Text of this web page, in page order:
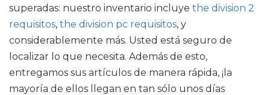
superadas: nuestro inventario incluye the division 2
requisitos, the division pc requisitos, y
considerablemente más. Usted está seguro de
localizar lo que necesita. Además de esto,
entregamos sus artículos de manera rápida, ¡la
mayoría de ellos llegan en tan sólo unos días